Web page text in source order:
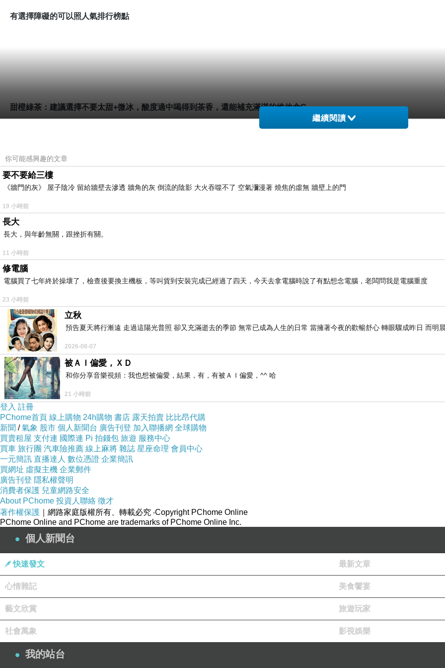
有選擇障礙的可以照人氣排行榜點
甜橙綠茶：建議選擇不要太甜+微冰，酸度適中喝得到茶香，還能補充滿滿的維他命C
柳橙盛產季使用台灣古坑柳橙，非盛產季使用美國進口甜橙，現點現切現榨汁
柚香金萱：
趴趴泰奶：建議微糖+微冰，使用泰國ChaTraMue手標牌紅茶＋牛奶，茶味濃郁、奶味醇香、甜而不膩
免費加寒天增添豐富口感，超低熱量又有飽足感
綜合野莓優格：建議選擇不要太甜+微冰，無糖會影響風味，酸度剛剛好清爽不膩口，吃得到果肉營養滿分
使用冷凍藍莓+覆盆莓+黑莓，再加入優酪乳現打
甘荔涼：建議選擇不要太甜+微冰，喝得到甘蔗原汁的自然香甜味，尾韻散發出迷人的荔枝香氣
繼續閱讀
你可能感興趣的文章
要不要給三樓
《牆門的灰》 屋子陰冷 留給牆壁去滲透 牆角的灰 倒流的陰影 大火吞噬不了 空氣瀰漫著 燒焦的虛無 牆壁上的門
19 小時前
長大
長大，與年齡無關，跟挫折有關。
11 小時前
修電腦
電腦買了七年終於操壞了，檢查後要換主機板，等叫貨到安裝完成已經過了四天，今天去拿電腦時說了有點想念電腦，老闆問我是電腦重度
23 小時前
立秋
預告夏天將行漸遠 走過這陽光普照 卻又充滿逝去的季節 無常已成為人生的日常 當擁著今夜的歡暢舒心 轉眼驟成昨日 而明
2026-08-07
被ＡＩ偏愛，ＸＤ
和你分享音樂視頻：我也想被偏愛，結果，有，有被ＡＩ偏愛，^^ 哈
21 小時前
登入 註冊
PChome首頁 線上購物 24h購物 書店 露天拍賣 比比昂代購
新聞 /氣象 股市 個人新聞台 廣告刊登 加入聯播網 全球購物
買賣租屋 支付連 國際連 Pi 拍錢包 旅遊 服務中心
買車 旅行團 汽車險推薦 線上麻將 雜誌 星座命理 會員中心
一元簡訊 直播達人 數位憑證 企業簡訊
買網址 虛擬主機 企業郵件
廣告刊登 隱私權聲明
消費者保護 兒童網路安全
About PChome 投資人聯絡 徵才
著作權保護 ｜網路家庭版權所有、轉載必究 ‧Copyright PChome Online
PChome Online and PChome are trademarks of PChome Online Inc.
個人新聞台
快速發文 最新文章
心情雜記 美食饗宴
藝文欣賞 旅遊玩家
社會萬象 影視娛樂
我的站台